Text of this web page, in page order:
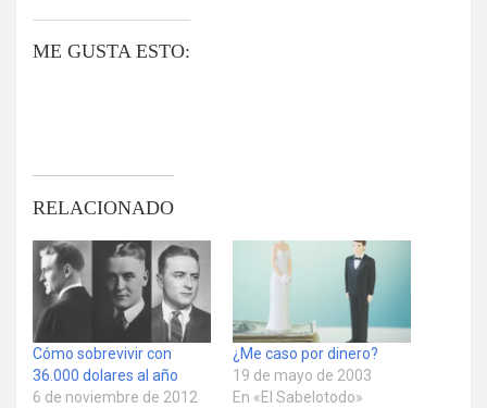
ME GUSTA ESTO:
RELACIONADO
Cómo sobrevivir con
36.000 dolares al año
6 de noviembre de 2012
¿Me caso por dinero?
19 de mayo de 2003
En «El Sabelotodo»